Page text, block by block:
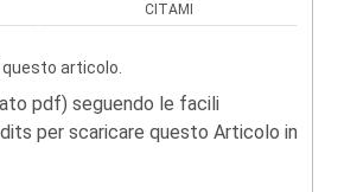
CITAMI
articolo.
pdf) seguendo le facili
per scaricare questo Articolo in